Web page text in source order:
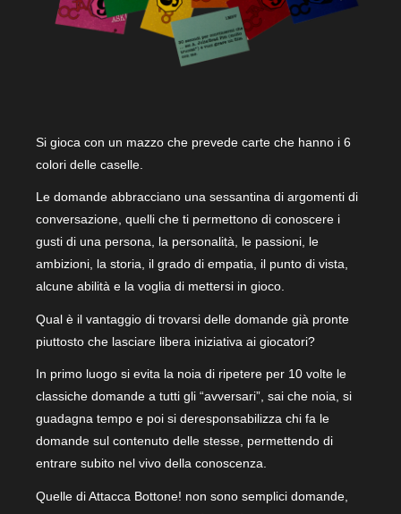
Si gioca con un mazzo che prevede carte che hanno i 6
colori delle caselle.
Le domande abbracciano una sessantina di argomenti di
conversazione, quelli che ti permettono di conoscere i
gusti di una persona, la personalità, le passioni, le
ambizioni, la storia, il grado di empatia, il punto di vista,
alcune abilità e la voglia di mettersi in gioco.
Qual è il vantaggio di trovarsi delle domande già pronte
piuttosto che lasciare libera iniziativa ai giocatori?
In primo luogo si evita la noia di ripetere per 10 volte le
classiche domande a tutti gli “avversari”, sai che noia, si
guadagna tempo e poi si deresponsabilizza chi fa le
domande sul contenuto delle stesse, permettendo di
entrare subito nel vivo della conoscenza.
Quelle di Attacca Bottone! non sono semplici domande,